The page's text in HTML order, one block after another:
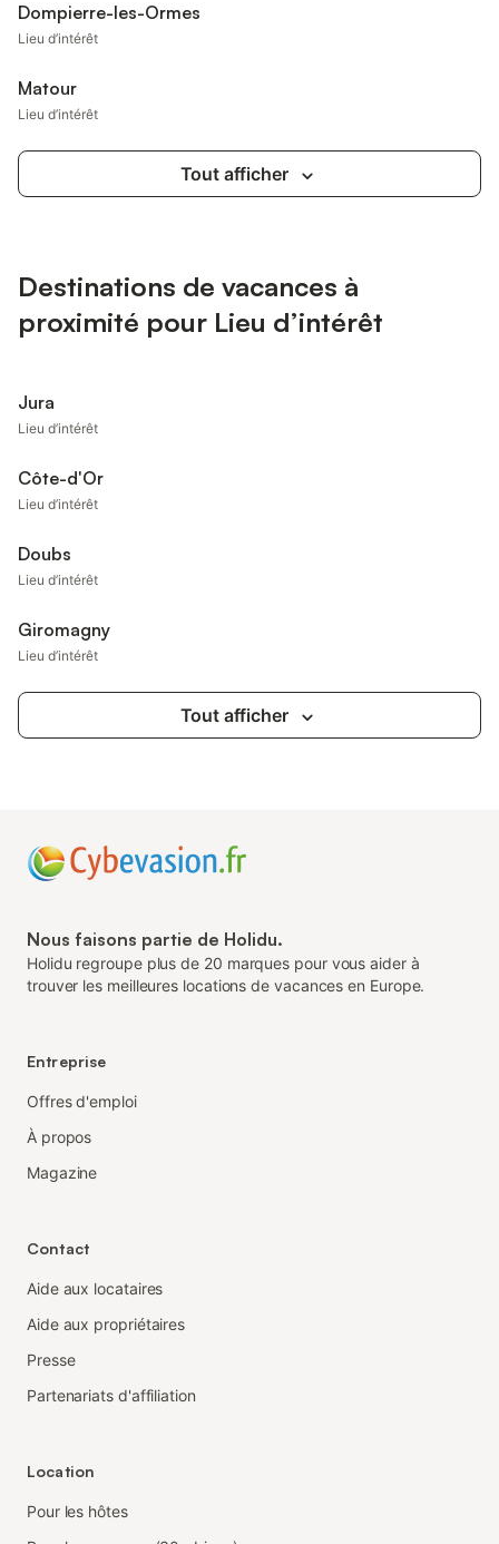
Dompierre-les-Ormes
Lieu d’intérêt
Matour
Lieu d’intérêt
Tout afficher
Destinations de vacances à
proximité pour Lieu d’intérêt
Jura
Lieu d’intérêt
Côte-d'Or
Lieu d’intérêt
Doubs
Lieu d’intérêt
Giromagny
Lieu d’intérêt
Tout afficher
Nous faisons partie de Holidu.
Holidu regroupe plus de 20 marques pour vous aider à
trouver les meilleures locations de vacances en Europe.
Entreprise
Offres d'emploi
À propos
Magazine
Contact
Aide aux locataires
Aide aux propriétaires
Presse
Partenariats d'affiliation
Location
Pour les hôtes